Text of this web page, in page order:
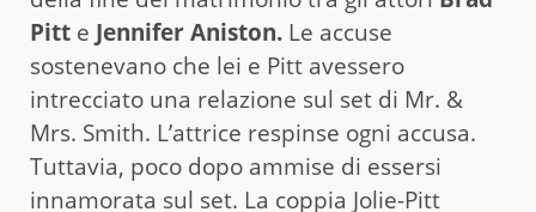
Pitt e Jennifer Aniston. Le accuse
sostenevano che lei e Pitt avessero
intrecciato una relazione sul set di Mr. &
Mrs. Smith. L’attrice respinse ogni accusa.
Tuttavia, poco dopo ammise di essersi
innamorata sul set. La coppia Jolie-Pitt